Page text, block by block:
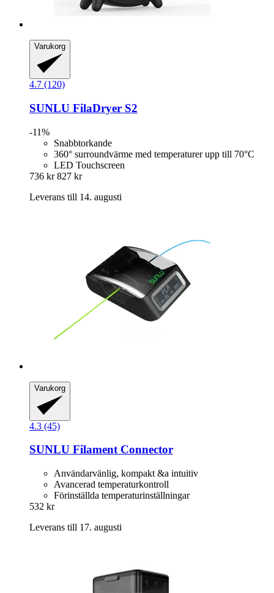
Varukorg
4.7 (120)
SUNLU FilaDryer S2
-11%
Snabbtorkande
360° surroundvärme med temperaturer upp till 70°C
LED Touchscreen
736 kr 827 kr
Leverans till 14. augusti
Varukorg
4.3 (45)
SUNLU Filament Connector
Användarvänlig, kompakt &a intuitiv
Avancerad temperaturkontroll
Förinställda temperaturinställningar
532 kr
Leverans till 17. augusti